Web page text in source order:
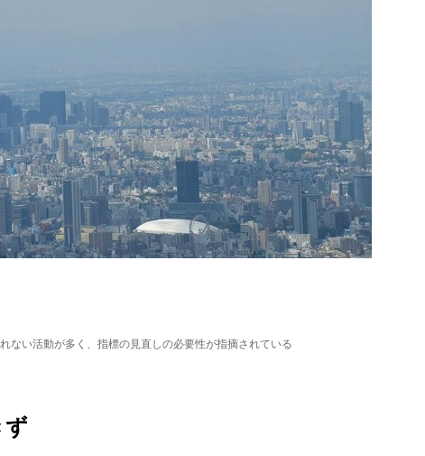
ない活動が多く、指標の見直しの必要性が指摘されている
ず